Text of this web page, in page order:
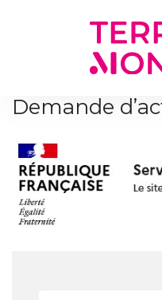
Demande